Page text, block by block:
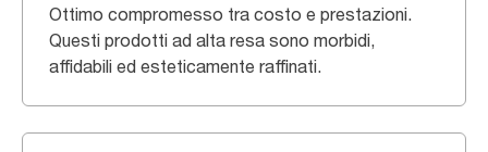
Ottimo compromesso tra costo e prestazioni.
Questi prodotti ad alta resa sono morbidi,
affidabili ed esteticamente raffinati.